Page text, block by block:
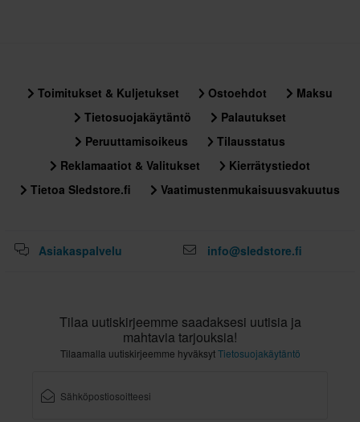
tuotteita. Katso lisätietoja ja ehdot
asiakaspalveluosiosta.
Toimitukset & Kuljetukset Ostoehdot
Maksu
Tietosuojakäytäntö
Palautukset
Peruuttamisoikeus
Tilausstatus
Reklamaatiot & Valitukset
Kierrätystiedot
Tietoa Sledstore.fi
Vaatimustenmukaisuusvakuutus
Asiakaspalvelu info@sledstore.fi
Tilaa uutiskirjeemme saadaksesi uutisia ja
mahtavia tarjouksia!
Tilaamalla uutiskirjeemme hyväksytTietosuojakäytäntö